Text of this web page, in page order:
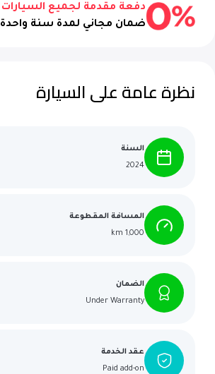
دفعة مقدمة لجميع السيارات
ضمان مجاني لمدة سنة واحدة
نظرة عامة على السيارة
السنة
2024
المسافة المقطوعة
1,000 km
الضمان
Under Warranty
عقد الخدمة
Paid add-on